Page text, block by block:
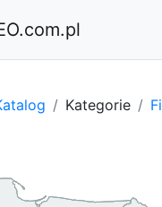
Kategorie